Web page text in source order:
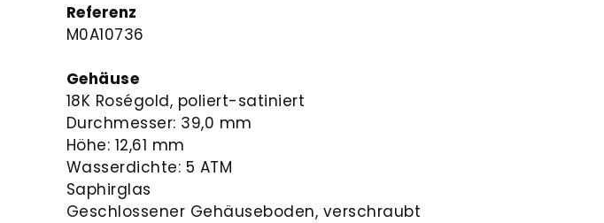
Referenz
M0A10736
Gehäuse
18K Roségold, poliert-satiniert
Durchmesser: 39,0 mm
Höhe: 12,61 mm
Wasserdichte: 5 ATM
Saphirglas
Geschlossener Gehäuseboden, verschraubt